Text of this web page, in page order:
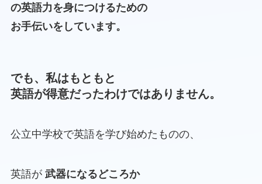
の英語力を身につけるための
お手伝いをしています。
でも、私はもともと
英語が得意だったわけではありません。
公立中学校で英語を学び始めたものの、
英語が 武器になるどころか